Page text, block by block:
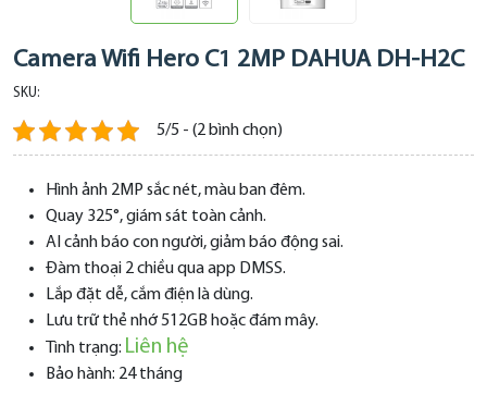
Camera Wifi Hero C1 2MP DAHUA DH-H2C
SKU:
5/5 - (2 bình chọn)
Hình ảnh 2MP sắc nét, màu ban đêm.
Quay 325°, giám sát toàn cảnh.
AI cảnh báo con người, giảm báo động sai.
Đàm thoại 2 chiều qua app DMSS.
Lắp đặt dễ, cắm điện là dùng.
Lưu trữ thẻ nhớ 512GB hoặc đám mây.
Tình trạng: Liên hệ
Bảo hành: 24 tháng